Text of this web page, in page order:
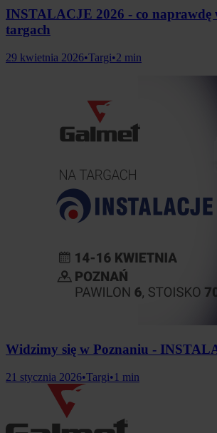
INSTALACJE 2026 - co naprawdę
targach
29 kwietnia 2026•Targi•2 min
Widzimy się w Poznaniu -
21 stycznia 2026•Targi•1 min